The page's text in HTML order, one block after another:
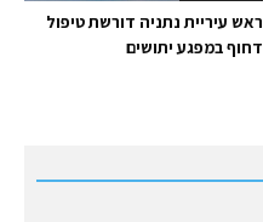
ראש עיריית נתניה דורשת טיפול
דחוף במפגע יתושים